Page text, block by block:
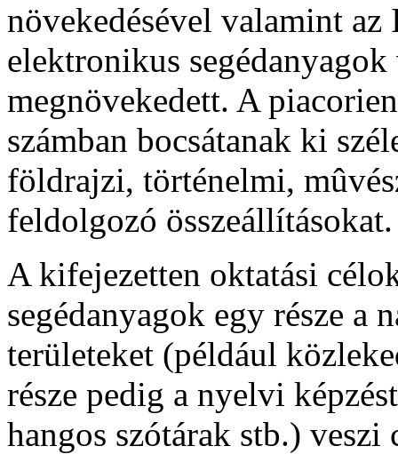
növekedésével valamint az
elektronikus segédanyagok
megnövekedett. A
számban bocsátanak ki
földrajzi, történelmi,
feldolgozó összeállításokat.
A kifejezetten oktatási
segédanyagok egy része a
területeket (például
része pedig a nyelvi
hangos szótárak stb.) veszi